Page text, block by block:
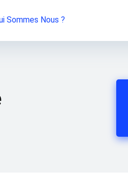
Sommes Nous ?